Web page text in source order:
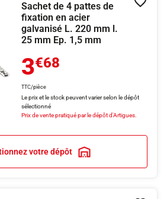
Sachet de 4 pattes de
fixation en acier
galvanisé L. 220 mm l.
25 mm Ep. 1,5 mm
3€68
TTC/pièce
Le prix et le stock peuvent varier selon le dépôt
sélectionné
Prix de vente pratiqué par le dépôt d'Artigues.
votre dépôt